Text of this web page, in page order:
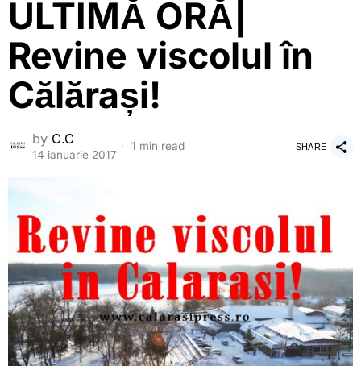
ULTIMĂ ORĂ|
Revine viscolul în
Călărași!
by C.C
14 ianuarie 2017
1 min read SHARE